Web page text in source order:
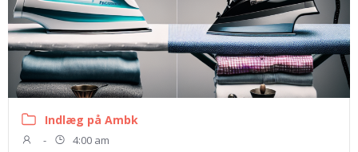
Indlæg på Ambk
- 4:00 am